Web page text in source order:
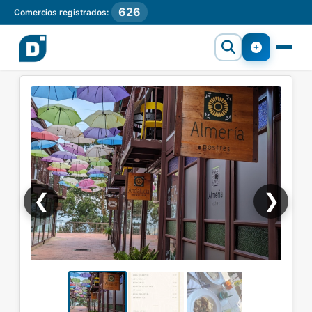
Comercios registrados: 626
❮ ❯